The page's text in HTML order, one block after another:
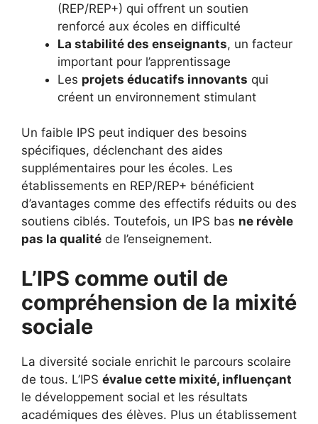
(REP/REP+) qui offrent un soutien
renforcé aux écoles en difficulté
La stabilité des enseignants, un facteur
important pour l’apprentissage
Les projets éducatifs innovants qui
créent un environnement stimulant
Un faible IPS peut indiquer des besoins
spécifiques, déclenchant des aides
supplémentaires pour les écoles. Les
établissements en REP/REP+ bénéficient
d’avantages comme des effectifs réduits ou des
soutiens ciblés. Toutefois, un IPS bas ne révèle
pas la qualité de l’enseignement.
L’IPS comme outil de
compréhension de la mixité
sociale
La diversité sociale enrichit le parcours scolaire
de tous. L’IPS évalue cette mixité, influençant
le développement social et les résultats
académiques des élèves. Plus un établissement